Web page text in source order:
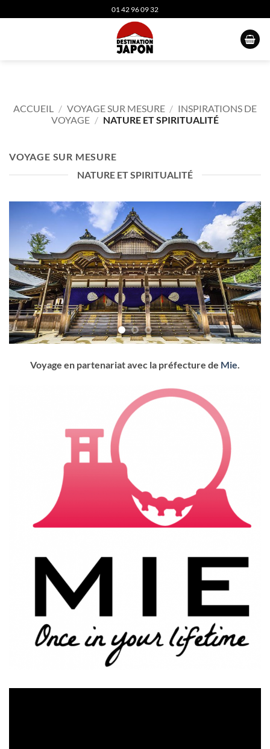
au
01 42 96 09 32
ACCUEIL / VOYAGE SUR MESURE / INSPIRATIONS DE
VOYAGE / NATURE ET SPIRITUALITÉ
VOYAGE SUR MESURE
NATURE ET SPIRITUALITÉ
Voyage en partenariat avec la préfecture de Mie.